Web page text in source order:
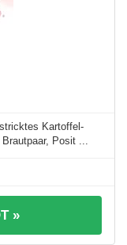
Kartoffel-
Posit ...
»